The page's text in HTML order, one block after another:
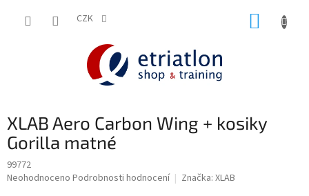
CZK
XLAB Aero Carbon Wing + kosiky
Gorilla matné
99772
Průměrné
Neohodnoceno Podrobnosti hodnocení Značka: XLAB
shop.etriatlon.cz - Chat